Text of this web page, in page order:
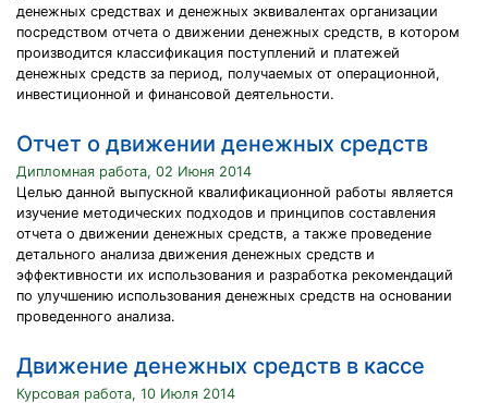
денежных средствах и денежных эквивалентах организации
посредством отчета о движении денежных средств, в котором
производится классификация поступлений и платежей
денежных средств за период, получаемых от операционной,
инвестиционной и финансовой деятельности.
Отчет о движении денежных средств
Дипломная работа, 02 Июня 2014
Целью данной выпускной квалификационной работы является
изучение методических подходов и принципов составления
отчета о движении денежных средств, а также проведение
детального анализа движения денежных средств и
эффективности их использования и разработка рекомендаций
по улучшению использования денежных средств на основании
проведенного анализа.
Движение денежных средств в кассе
Курсовая работа, 10 Июля 2014